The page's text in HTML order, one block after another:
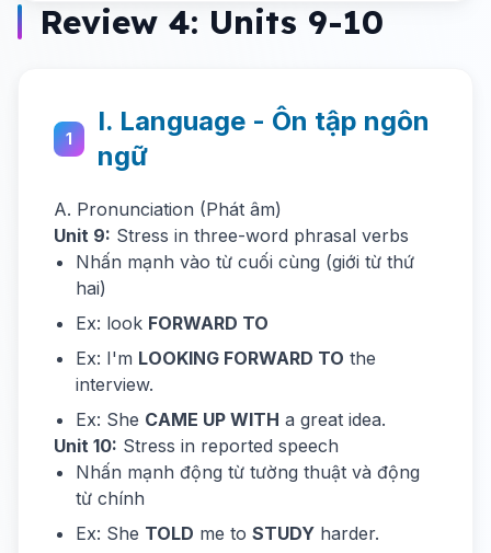
Review 4: Units 9-10
1
I. Language - Ôn tập ngôn
ngữ
A. Pronunciation (Phát âm)
Unit 9: Stress in three-word phrasal verbs
Nhấn mạnh vào từ cuối cùng (giới từ thứ
hai)
Ex: look FORWARD TO
Ex: I'm LOOKING FORWARD TO the
interview.
Ex: She CAME UP WITH a great idea.
Unit 10: Stress in reported speech
Nhấn mạnh động từ tường thuật và động
từ chính
Ex: She TOLD me to STUDY harder.